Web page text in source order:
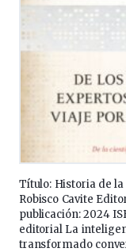
Título: Historia de
Robisco Cavite
publicación: 2024
editorial La
transformado